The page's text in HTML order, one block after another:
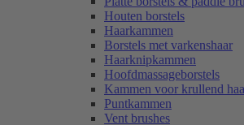
Houten borstels
Haarkammen
Borstels met varkenshaar
Haarknipkammen
Hoofdmassageborstels
Kammen voor krullend
Puntkammen
Vent brushes